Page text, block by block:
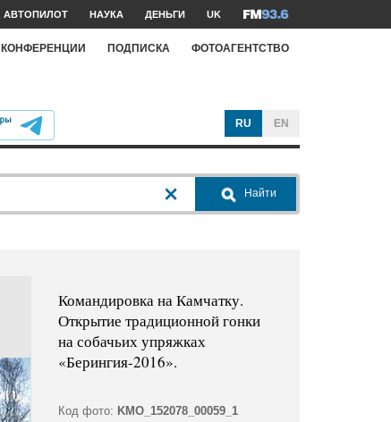
АВТОПИЛОТ НАУКА ДЕНЬГИ UK
КОНФЕРЕНЦИИ ПОДПИСКА ФОТОАГЕНТСТВО
RU EN
Найти
Командировка на Камчатку.
Открытие традиционной гонки
на собачьих упряжках
«Берингия-2016».
Код фото: KMO_152078_00059_1